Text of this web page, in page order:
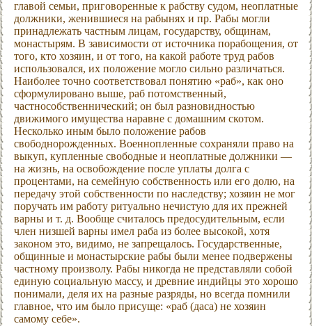
главой семьи, приговоренные к рабству судом, неоплатные
должники, женившиеся на рабынях и пр. Рабы могли
принадлежать частным лицам, государству, общинам,
монастырям. В зависимости от источника порабощения, от
того, кто хозяин, и от того, на какой работе труд рабов
использовался, их положение могло сильно различаться.
Наиболее точно соответствовал понятию «раб», как оно
сформулировано выше, раб потомственный,
частнособственнический; он был разновидностью
движимого имущества наравне с домашним скотом.
Несколько иным было положение рабов
свободнорожденных. Военнопленные сохраняли право на
выкуп, купленные свободные и неоплатные должники —
на жизнь, на освобождение после уплаты долга с
процентами, на семейную собственность или его долю, на
передачу этой собственности по наследству; хозяин не мог
поручать им работу ритуально нечистую для их прежней
варны и т. д. Вообще считалось предосудительным, если
член низшей варны имел раба из более высокой, хотя
законом это, видимо, не запрещалось. Государственные,
общинные и монастырские рабы были менее подвержены
частному произволу. Рабы никогда не представляли собой
единую социальную массу, и древние индийцы это хорошо
понимали, деля их на разные разряды, но всегда помнили
главное, что им было присуще: «раб (даса) не хозяин
самому себе».